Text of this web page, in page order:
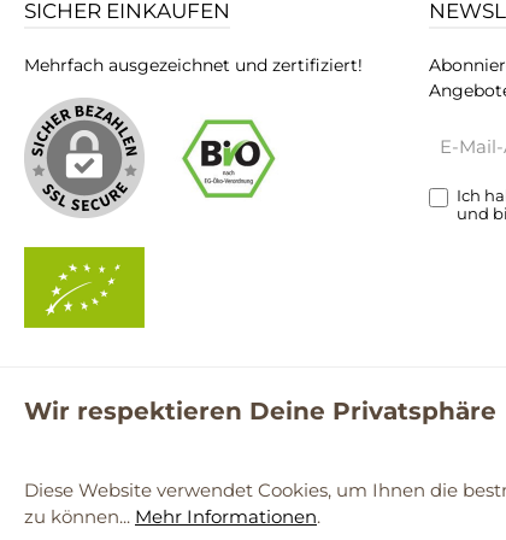
SICHER EINKAUFEN
Mehrfach ausgezeichnet und zertifiziert!
Mail-
Ich
und
Wir respektieren Deine Privatsphäre
Diese Website verwendet Cookies, um Ihnen die
zu können... Mehr Informationen.